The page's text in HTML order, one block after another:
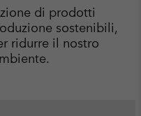
di prodotti
sostenibili,
ridurre il nostro